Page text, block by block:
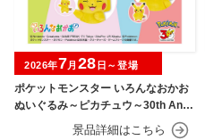
ポケットモンスター いろんなおかお
ぬいぐるみ～ピカチュウ～30th Anni
2026年7月 28 日～登場